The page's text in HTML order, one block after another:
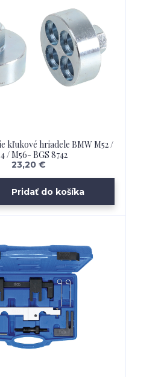
kľukové hriadele BMW M52 /
/ M56- BGS 8742
23,20 €
Pridať do košíka